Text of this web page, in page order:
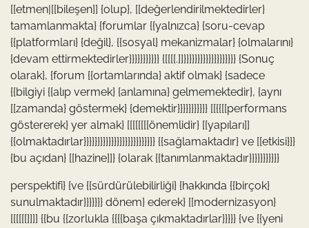
[[etmen|[[bileşen]] {olup}, [[değerlendirilmektedirler}
tamamlanmakta} {forumlar {{yalnızca} {soru-cevap
{{platformları} {değil}, {{sosyal} mekanizmalar} {olmalarını}
{devam ettirmektedirler}}}}}}}}}}} {[[[[.]]}}}}}}}}}}}}}}}}}}} {Sonuç
olarak}, {forum {{ortamlarında} aktif olmak} {sadece
{{bilgiyi {{alıp vermek} {anlamına} gelmemektedir}, {aynı
[[zamanda} göstermek} {demektir}}}}}}}}}}} [[{{[[performans
göstererek} yer almak} [[[[[[[[önemlidir} [[yapıları]]
{{olmaktadırlar}}}}}}}}}}}}}}}}}}}}}}}}}} {{sağlamaktadır} ve [[etkisi}}}
{bu açıdan} [[hazine]]} {olarak {{tanımlanmaktadır}}}}}}}}}}}
perspektifi} {ve {{sürdürülebilirliği} {hakkında {{birçok}
sunulmaktadır}}}}}}} dönem} ederek} [[modernizasyon}
[[[[[[]]]] {{bu {{zorlukla {{{{başa çıkmaktadırlar}}}}} {ve {{yeni